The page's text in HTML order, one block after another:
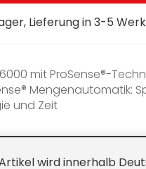
Lieferung in 3-5
mit ProSense®-
Mengenautomatik:
und Zeit
System mit Alarm
wird innerhalb